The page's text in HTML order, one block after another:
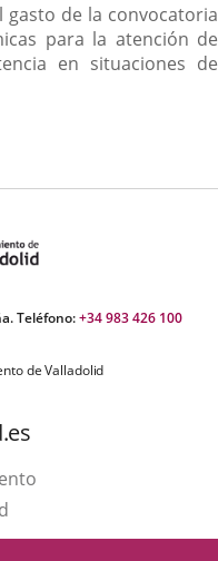
de la convocatoria
para la atención de
en situaciones de
Teléfono:+34 983 426 100
de Valladolid